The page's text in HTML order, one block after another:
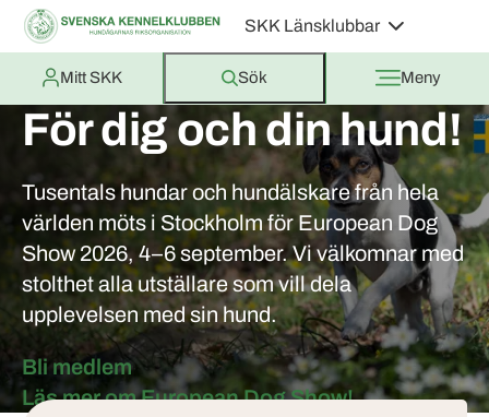
SKK Länsklubbar
Mitt SKK Sök Meny
För dig och din hund!
Tusentals hundar och hundälskare från hela
världen möts i Stockholm för European Dog
Show 2026, 4–6 september. Vi välkomnar med
stolthet alla utställare som vill dela
upplevelsen med sin hund.
Bli medlem
Läs mer om European Dog Show!
Tjänster